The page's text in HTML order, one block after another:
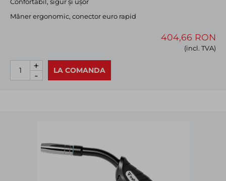
Confortabil, sigur și ușor
Mâner ergonomic, conector euro rapid
404,66 RON
(incl. TVA)
LA COMANDA
+
-